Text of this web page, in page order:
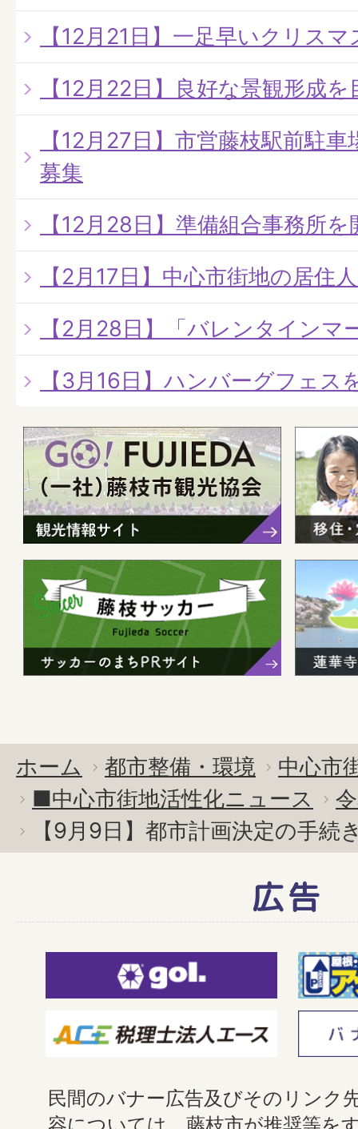
【12月21日】一足早いクリス
【12月22日】良好な景観形成
【12月27日】市営藤枝駅前駐
募集
【12月28日】準備組合事務所を
【2月17日】中心市街地の居住
【2月28日】「バレンタインマ
【3月16日】ハンバーグフェス
ホーム 都市整備・環境
中心市
■中心市街地活性化ニュース
【9月9日】都市計画決定の手続
広告
民間のバナー広告及びそのリンク